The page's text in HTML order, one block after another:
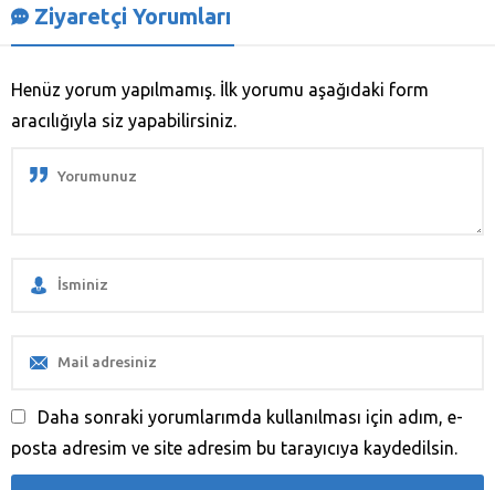
Ziyaretçi Yorumları
Henüz yorum yapılmamış. İlk yorumu aşağıdaki form
aracılığıyla siz yapabilirsiniz.
Daha sonraki yorumlarımda kullanılması için adım, e-
posta adresim ve site adresim bu tarayıcıya kaydedilsin.